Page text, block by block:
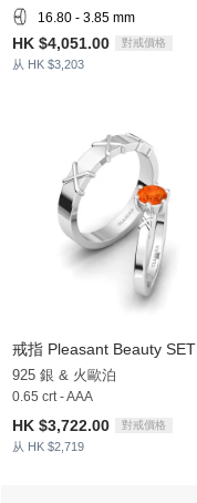
16.80 - 3.85 mm
HK $4,051.00 對戒價格
从 HK $3,203
戒指 Pleasant Beauty SET
925 銀 & 火歐泊
0.65 crt - AAA
HK $3,722.00 對戒價格
从 HK $2,719